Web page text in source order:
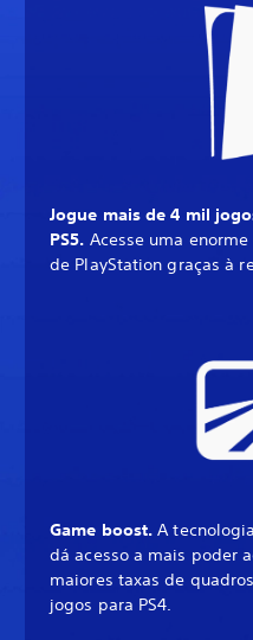
Jogue mais de 4 mil
PS5. Acesse uma
de PlayStation graças à
Game boost. A
dá acesso a mais poder
maiores taxas de
jogos para PS4.